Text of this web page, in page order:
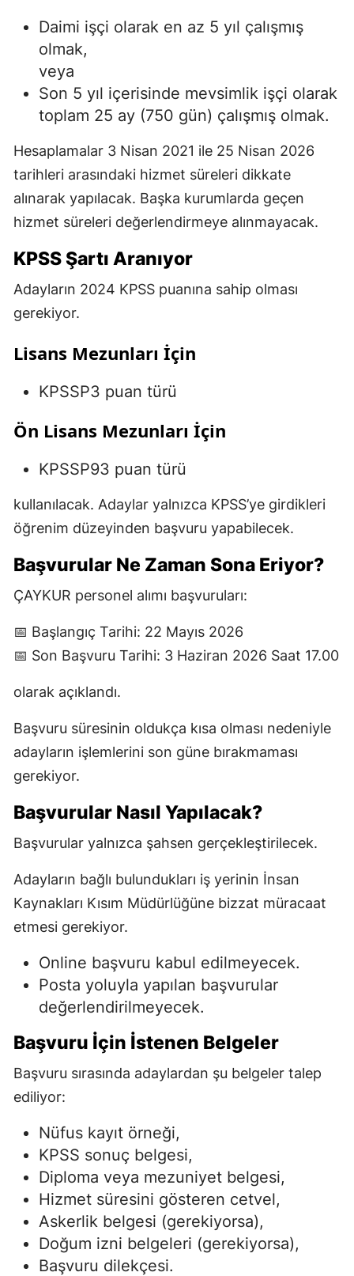
Daimi işçi olarak en az 5 yıl çalışmış
olmak,
veya
Son 5 yıl içerisinde mevsimlik işçi olarak
toplam 25 ay (750 gün) çalışmış olmak.
Hesaplamalar 3 Nisan 2021 ile 25 Nisan 2026
tarihleri arasındaki hizmet süreleri dikkate
alınarak yapılacak. Başka kurumlarda geçen
hizmet süreleri değerlendirmeye alınmayacak.
KPSS Şartı Aranıyor
Adayların 2024 KPSS puanına sahip olması
gerekiyor.
Lisans Mezunları İçin
KPSSP3 puan türü
Ön Lisans Mezunları İçin
KPSSP93 puan türü
kullanılacak. Adaylar yalnızca KPSS’ye girdikleri
öğrenim düzeyinden başvuru yapabilecek.
Başvurular Ne Zaman Sona Eriyor?
ÇAYKUR personel alımı başvuruları:
📅 Başlangıç Tarihi: 22 Mayıs 2026
📅 Son Başvuru Tarihi: 3 Haziran 2026 Saat 17.00
olarak açıklandı.
Başvuru süresinin oldukça kısa olması nedeniyle
adayların işlemlerini son güne bırakmaması
gerekiyor.
Başvurular Nasıl Yapılacak?
Başvurular yalnızca şahsen gerçekleştirilecek.
Adayların bağlı bulundukları iş yerinin İnsan
Kaynakları Kısım Müdürlüğüne bizzat müracaat
etmesi gerekiyor.
Online başvuru kabul edilmeyecek.
Posta yoluyla yapılan başvurular
değerlendirilmeyecek.
Başvuru İçin İstenen Belgeler
Başvuru sırasında adaylardan şu belgeler talep
ediliyor:
Nüfus kayıt örneği,
KPSS sonuç belgesi,
Diploma veya mezuniyet belgesi,
Hizmet süresini gösteren cetvel,
Askerlik belgesi (gerekiyorsa),
Doğum izni belgeleri (gerekiyorsa),
Başvuru dilekçesi.